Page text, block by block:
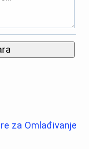
za Omlađivanje